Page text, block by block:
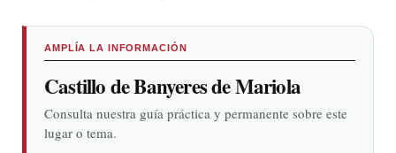
AMPLÍA LA INFORMACIÓN
Castillo de Banyeres de Mariola
Consulta nuestra guía práctica y permanente sobre este
lugar o tema.